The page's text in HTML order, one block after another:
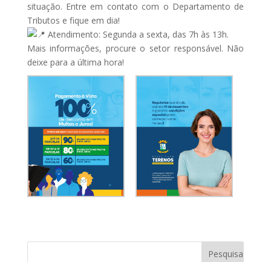
situação. Entre em contato com o Departamento de
Tributos e fique em dia!
Atendimento: Segunda a sexta, das 7h às 13h.
Mais informações, procure o setor responsável. Não
deixe para a última hora!